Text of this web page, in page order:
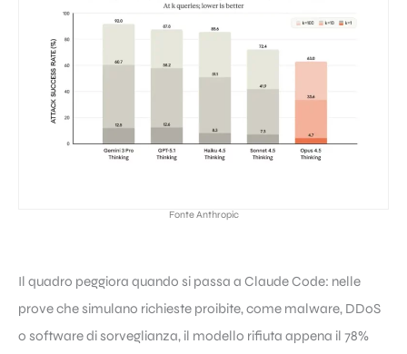
Fonte Anthropic
Il quadro peggiora quando si passa a Claude Code: nelle
prove che simulano richieste proibite, come malware, DDoS
o software di sorveglianza, il modello rifiuta appena il 78%